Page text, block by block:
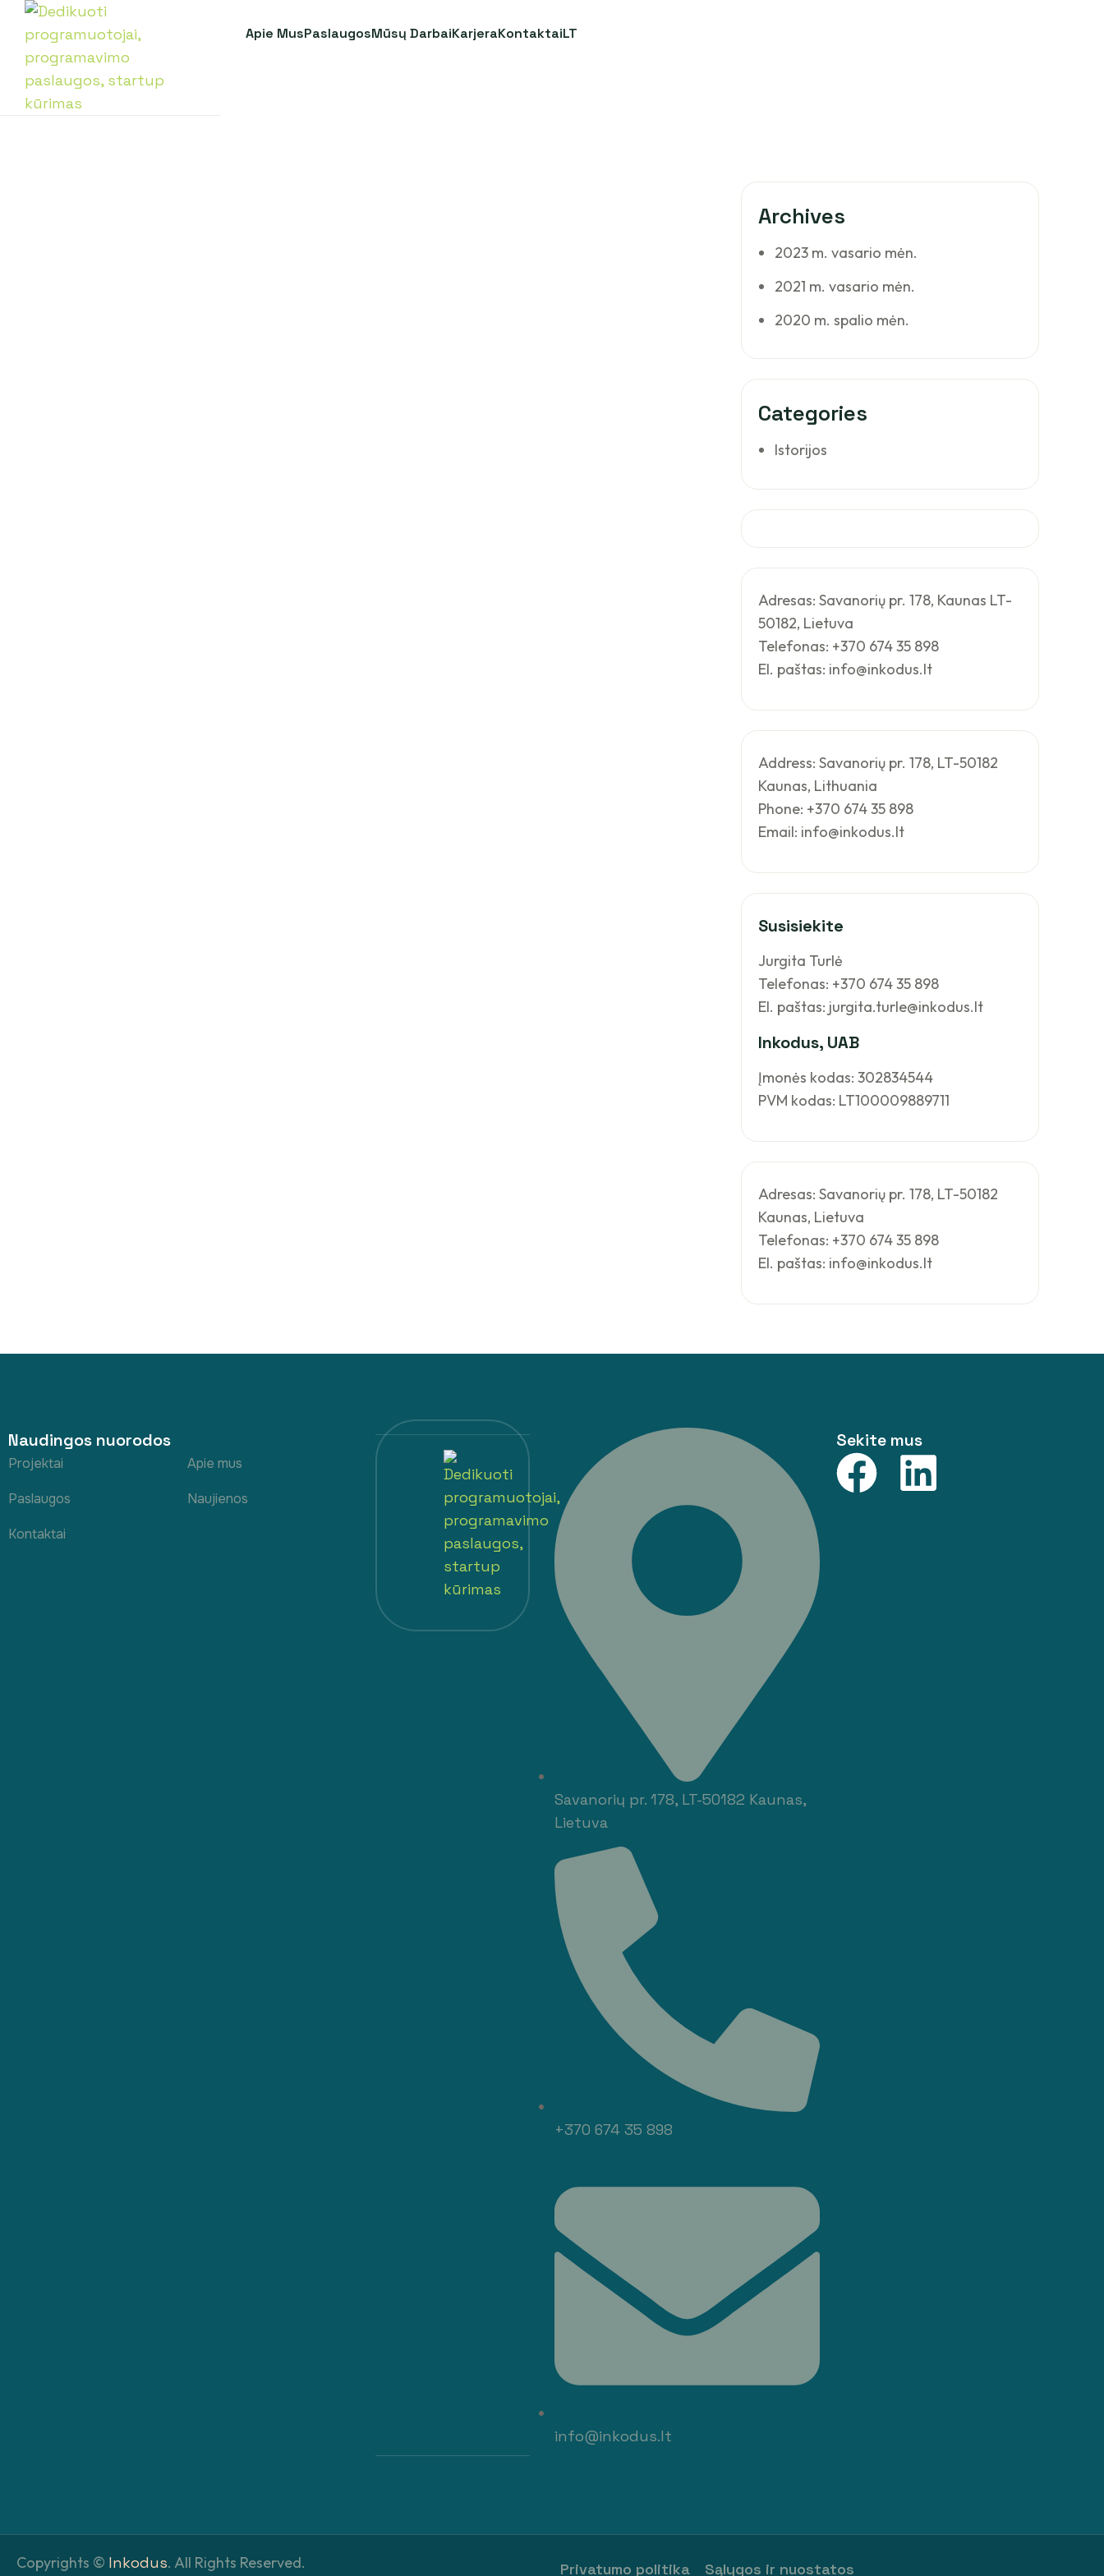
Apie MusPaslaugosMūsų DarbaiKarjeraKontaktaiLT
Archives
2023 m. vasario mėn.
2021 m. vasario mėn.
2020 m. spalio mėn.
Categories
Istorijos
Adresas: Savanorių pr. 178, Kaunas LT-
50182, Lietuva
Telefonas: +370 674 35 898
El. paštas: info@inkodus.lt
Address: Savanorių pr. 178, LT-50182
Kaunas, Lithuania
Phone: +370 674 35 898
Email: info@inkodus.lt
Susisiekite
Jurgita Turlė
Telefonas: +370 674 35 898
El. paštas: jurgita.turle@inkodus.lt
Inkodus, UAB
Įmonės kodas: 302834544
PVM kodas: LT100009889711
Adresas: Savanorių pr. 178, LT-50182
Kaunas, Lietuva
Telefonas: +370 674 35 898
El. paštas: info@inkodus.lt
Naudingos nuorodos
Projektai
Paslaugos
Kontaktai
Apie mus
Naujienos
Savanorių pr. 178, LT-50182 Kaunas,
Lietuva
+370 674 35 898
info@inkodus.lt
Sekite mus
Copyrights © Inkodus. All Rights Reserved. Privatumo politika Sąlygos ir nuostatos